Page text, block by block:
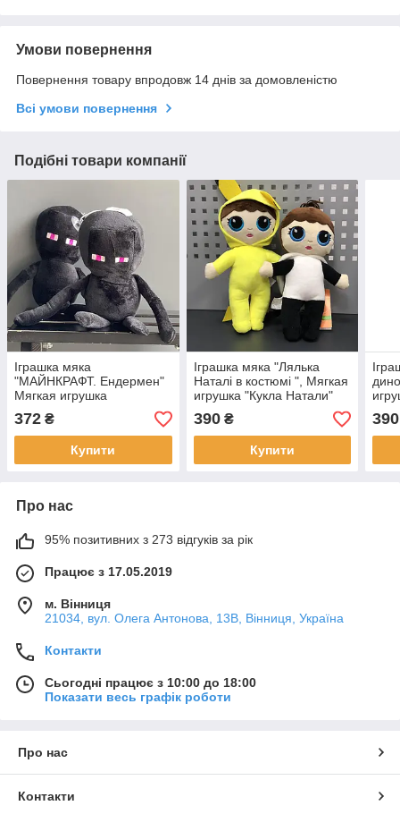
Умови повернення
Повернення товару впродовж 14 днів за домовленістю
Всі умови повернення
Подібні товари компанії
Іграшка мяка
"МАЙНКРАФТ. Ендермен"
Мягкая игрушка
"Minecraft"
372 ₴
Купити
Іграшка мяка "Лялька
Наталі в костюмі ", Мягкая
игрушка "Кукла Натали"
ТМ "Копиця"
390₴
Купити
ТМ
390
Про нас
95% позитивних з 273 відгуків за рік
Працює з 17.05.2019
м. Вінниця
21034, вул. Олега Антонова, 13В, Вінниця, Україна
Контакти
Сьогодні працює з 10:00 до 18:00
Показати весь графік роботи
Про нас
Контакти